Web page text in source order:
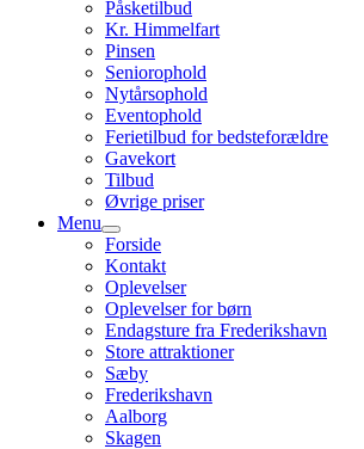
Påsketilbud
Kr. Himmelfart
Pinsen
Seniorophold
Nytårsophold
Eventophold
Ferietilbud for bedsteforældre
Gavekort
Tilbud
Øvrige priser
Menu
Forside
Kontakt
Oplevelser
Oplevelser for børn
Endagsture fra Frederikshavn
Store attraktioner
Sæby
Frederikshavn
Aalborg
Skagen